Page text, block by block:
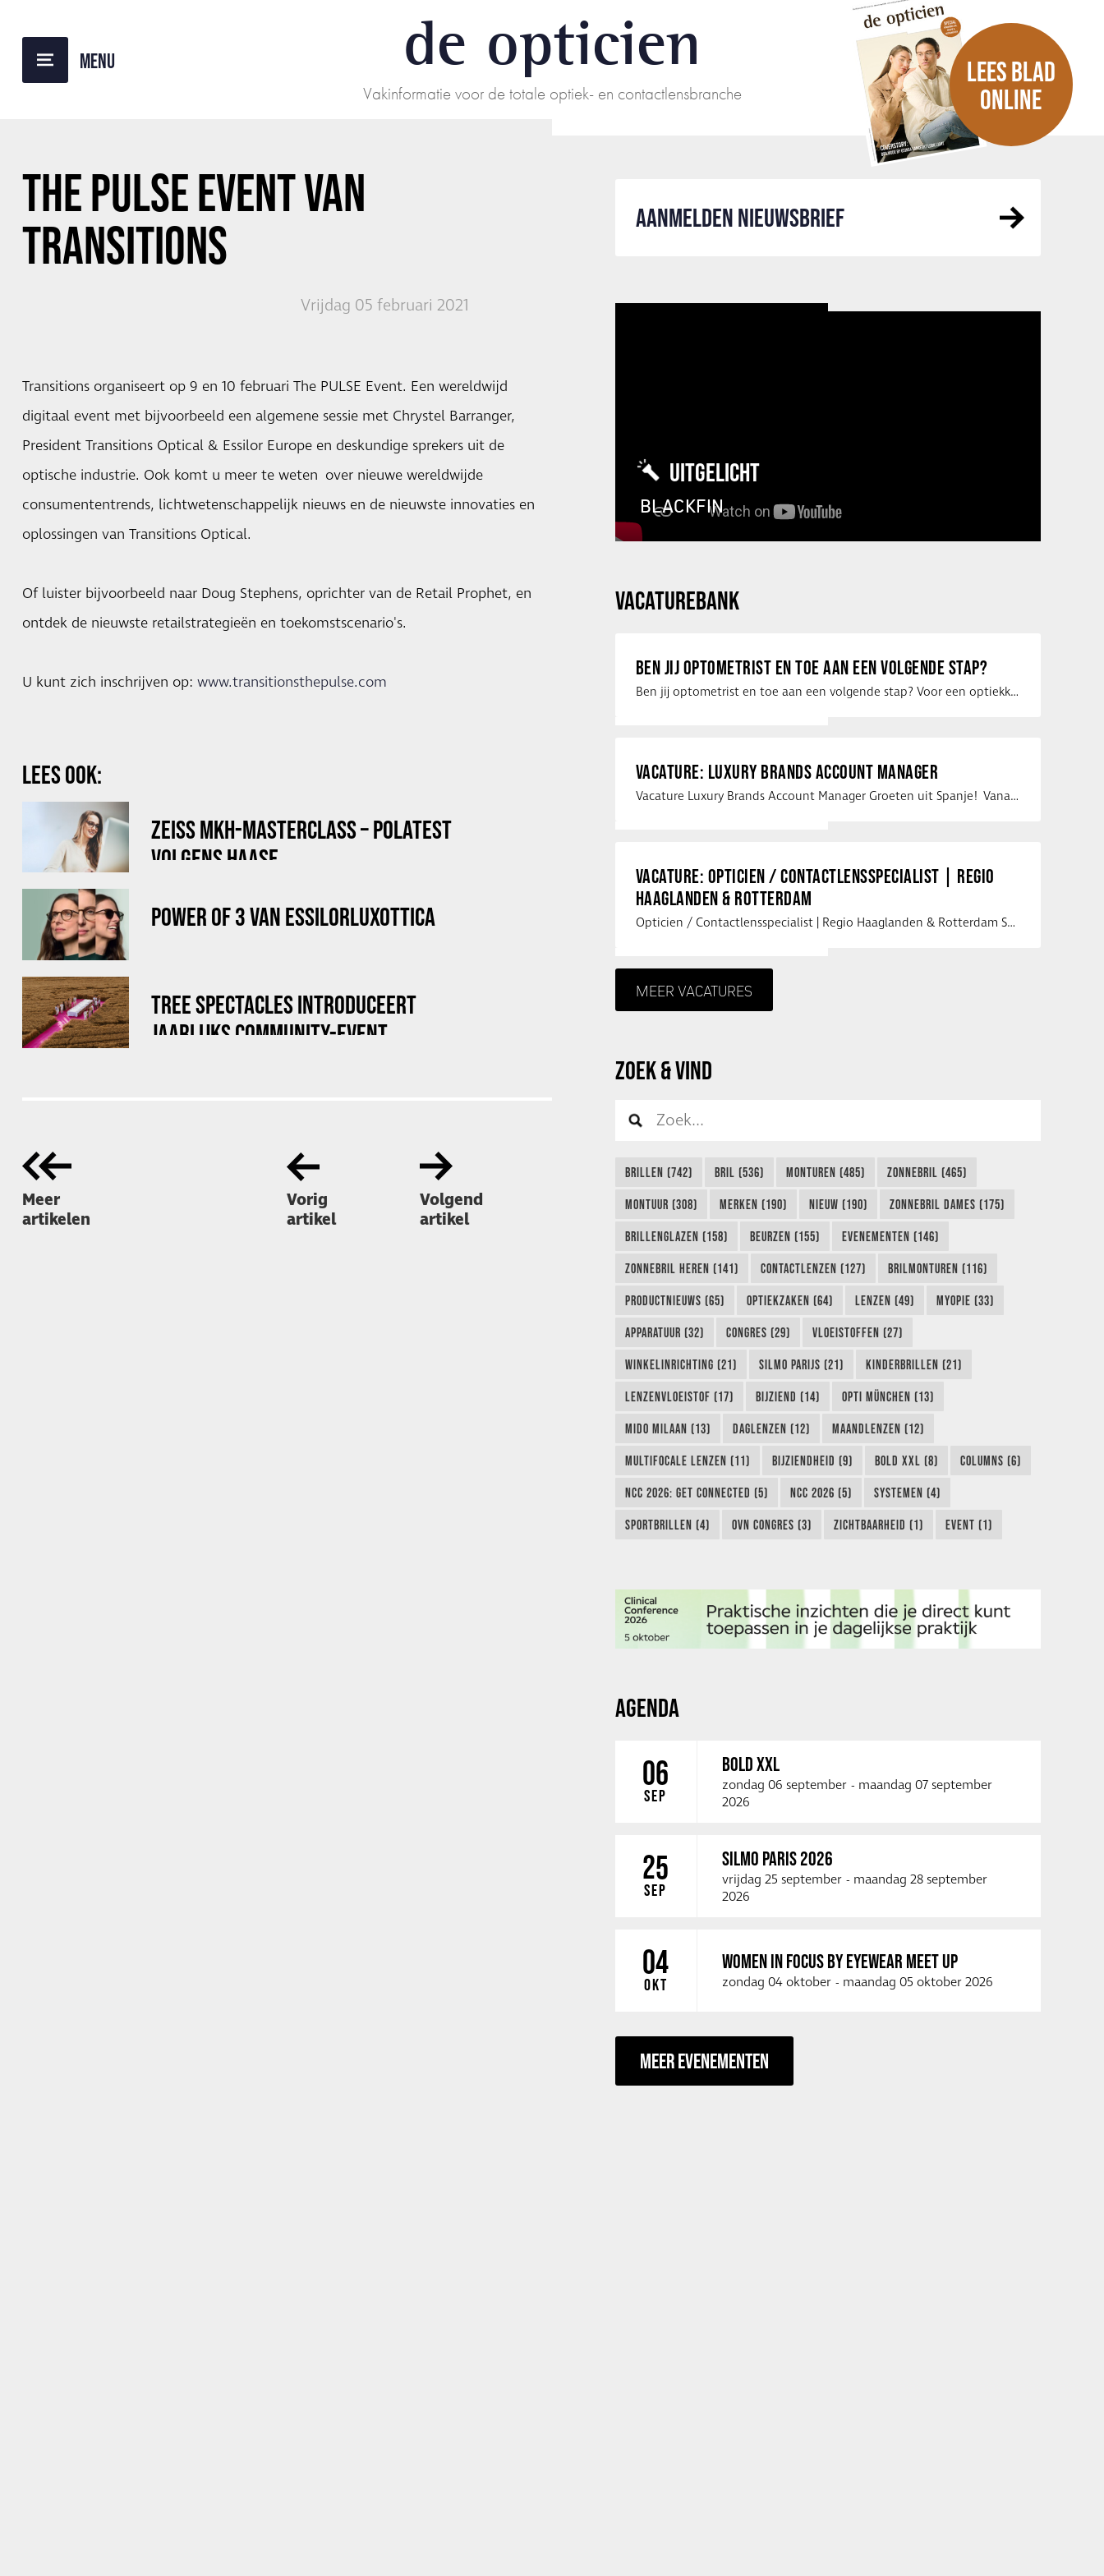
de opticien
Vakinformatie voor de totale optiek- en contactlensbranche
LEES BLAD
ONLINE
THE PULSE EVENT VAN
TRANSITIONS
Vrijdag 05 februari 2021
Transitions organiseert op 9 en 10 februari The PULSE Event. Een wereldwijd
digitaal event met bijvoorbeeld een algemene sessie met Chrystel Barranger,
President Transitions Optical & Essilor Europe en deskundige sprekers uit de
optische industrie. Ook komt u meer te weten over nieuwe wereldwijde
consumententrends, lichtwetenschappelijk nieuws en de nieuwste innovaties en
oplossingen van Transitions Optical.
Of luister bijvoorbeeld naar Doug Stephens, oprichter van de Retail Prophet, en
ontdek de nieuwste retailstrategieën en toekomstscenario's.
U kunt zich inschrijven op: www.transitionsthepulse.com
LEES OOK:
ZEISS MKH-MASTERCLASS – POLATEST
VOLGENS HAASE
POWER OF 3 VAN ESSILORLUXOTTICA
TREE SPECTACLES INTRODUCEERT
JAARLIJKS COMMUNITY-EVENT
Meer
artikelen
Vorig
artikel
Volgend
artikel
AANMELDEN NIEUWSBRIEF
UITGELICHT
BLACKFIN
VACATUREBANK
BEN JIJ OPTOMETRIST EN TOE AAN EEN VOLGENDE STAP?
Ben jij optometrist en toe aan een volgende stap? Voor een optiekketen is Eye …
VACATURE: LUXURY BRANDS ACCOUNT MANAGER
Vacature Luxury Brands Account Manager Groeten uit Spanje! Vanaf mijn …
VACATURE: OPTICIEN / CONTACTLENSSPECIALIST | REGIO
HAAGLANDEN & ROTTERDAM
Opticien / Contactlensspecialist | Regio Haaglanden & Rotterdam Saludos uit …
MEER VACATURES
ZOEK & VIND
BRILLEN (742) BRIL (536) MONTUREN (485) ZONNEBRIL (465)
MONTUUR (308) MERKEN (190) NIEUW (190) ZONNEBRIL DAMES (175)
BRILLENGLAZEN (158) BEURZEN (155) EVENEMENTEN (146)
ZONNEBRIL HEREN (141) CONTACTLENZEN (127) BRILMONTUREN (116)
PRODUCTNIEUWS (65) OPTIEKZAKEN (64) LENZEN (49) MYOPIE (33)
APPARATUUR (32) CONGRES (29) VLOEISTOFFEN (27)
WINKELINRICHTING (21) SILMO PARIJS (21) KINDERBRILLEN (21)
LENZENVLOEISTOF (17) BIJZIEND (14) OPTI MÜNCHEN (13)
MIDO MILAAN (13) DAGLENZEN (12) MAANDLENZEN (12)
MULTIFOCALE LENZEN (11) BIJZIENDHEID (9) BOLD XXL (8) COLUMNS (6)
NCC 2026: GET CONNECTED (5) NCC 2026 (5) SYSTEMEN (4)
SPORTBRILLEN (4) OVN CONGRES (3) ZICHTBAARHEID (1) EVENT (1)
AGENDA
06
SEP
BOLD XXL
zondag 06 september - maandag 07 september
2026
25
SEP
SILMO PARIS 2026
vrijdag 25 september - maandag 28 september
2026
04
OKT
WOMEN IN FOCUS BY EYEWEAR MEET UP
zondag 04 oktober - maandag 05 oktober 2026
MEER EVENEMENTEN